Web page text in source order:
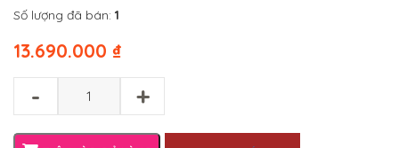
Số lượng đã bán: 1
13.690.000 ₫
- +